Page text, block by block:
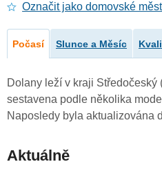
Označit jako domovské
Počasí Slunce a Měsíc
Dolany leží v kraji Středočeský
sestavena podle několika
Naposledy byla aktualizována
Aktuálně